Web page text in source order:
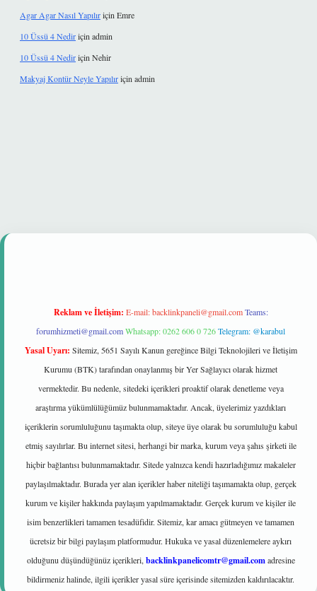
Agar Agar Nasıl Yapılıriçin Emre
10 Üssü 4 Nediriçin admin
10 Üssü 4 Nediriçin Nehir
Makyaj Kontür Neyle Yapılıriçin admin
Reklam ve İletişim: E-mail:backlinkpaneli@gmail.com Teams:
forumhizmeti@gmail.comWhatsapp: 0262 606 0 726Telegram: @karabul
Yasal Uyarı: Sitemiz, 5651 Sayılı Kanun gereğince Bilgi Teknolojileri ve İletişim
Kurumu (BTK) tarafından onaylanmış bir Yer Sağlayıcı olarak hizmet
vermektedir. Bu nedenle, sitedeki içerikleri proaktif olarak denetleme veya
araştırma yükümlülüğümüz bulunmamaktadır. Ancak, üyelerimiz yazdıkları
içeriklerin sorumluluğunu taşımakta olup, siteye üye olarak bu sorumluluğu kabul
etmiş sayılırlar. Bu internet sitesi, herhangi bir marka, kurum veya şahıs şirketi ile
hiçbir bağlantısı bulunmamaktadır. Sitede yalnızca kendi hazırladığımız makaleler
paylaşılmaktadır. Burada yer alan içerikler haber niteliği taşımamakta olup, gerçek
kurum ve kişiler hakkında paylaşım yapılmamaktadır. Gerçek kurum ve kişiler ile
isim benzerlikleri tamamen tesadüfidir. Sitemiz, kar amacı gütmeyen ve tamamen
ücretsiz bir bilgi paylaşım platformudur. Hukuka ve yasal düzenlemelere aykırı
olduğunu düşündüğünüz içerikleri, backlinkpanelicomtr@gmail.comadresine
bildirmeniz halinde, ilgili içerikler yasal süre içerisinde sitemizden kaldırılacaktır.